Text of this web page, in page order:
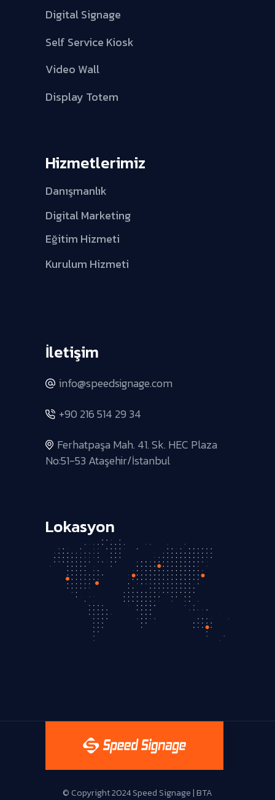
Digital Signage
Self Service Kiosk
Video Wall
Display Totem
Hizmetlerimiz
Danışmanlık
Digital Marketing
Eğitim Hizmeti
Kurulum Hizmeti
İletişim
info@speedsignage.com
+90 216 514 29 34
Ferhatpaşa Mah. 41. Sk. HEC Plaza
No:51-53 Ataşehir/İstanbul
Lokasyon
© Copyright 2024 Speed Signage | BTA